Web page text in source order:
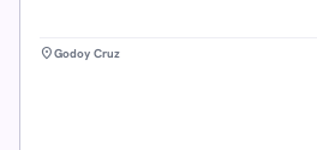
location_onGodoy Cruz